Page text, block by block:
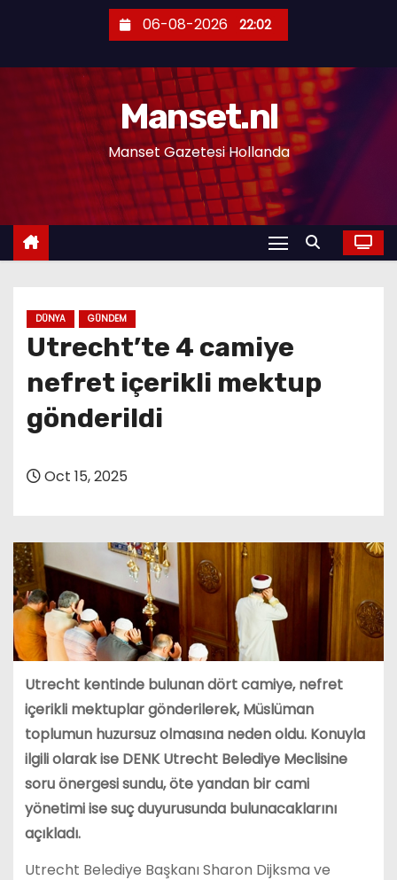
e
06-08-2026 22:02
Manset.nl
Manset Gazetesi Hollanda
DÜNYA GÜNDEM
Utrecht’te 4 camiye
nefret içerikli mektup
gönderildi
Oct 15, 2025
Utrecht kentinde bulunan dört camiye, nefret
içerikli mektuplar gönderilerek, Müslüman
toplumun huzursuz olmasına neden oldu. Konuyla
ilgili olarak ise DENK Utrecht Belediye Meclisine
soru önergesi sundu, öte yandan bir cami
yönetimi ise suç duyurusunda bulunacaklarını
açıkladı.
Utrecht Belediye Başkanı Sharon Dijksma ve